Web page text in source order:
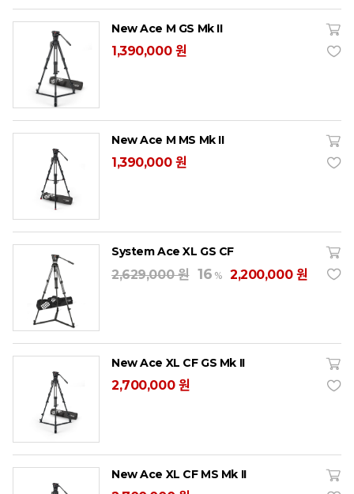
New Ace M GS Mk II
1,390,000 원
New Ace M MS Mk II
1,390,000 원
System Ace XL GS CF
2,629,000 원 16 % 2,200,000 원
New Ace XL CF GS Mk II
2,700,000 원
New Ace XL CF MS Mk II